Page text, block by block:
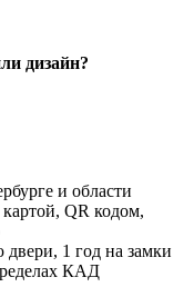
дизайн?
и области
QR кодом,
1 год на замки
КАД